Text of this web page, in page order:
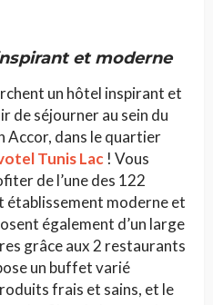
et moderne
un hôtel inspirant et
de séjourner au sein du
Accor, dans le quartier
Tunis Lac ! Vous
de l’une des 122
établissement moderne et
également d’un large
grâce aux 2 restaurants
un buffet varié
frais et sains, et le